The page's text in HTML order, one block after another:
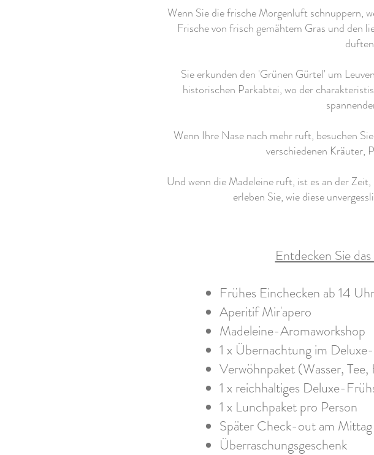
Wenn Sie die frische Morgenluft schnuppern,
Frische von frisch gemähtem Gras und den
Sie erkunden den 'Grünen Gürtel' um
historischen Parkabtei, wo der
Wenn Ihre Nase nach mehr ruft, besuchen
verschiedenen Kräuter,
Und wenn die Madeleine ruft, ist es an der
erleben Sie, wie diese
Entdecken Sie
Frühes Einchecken ab 14
Aperitif Mir'apero
Madeleine-Aromaworkshop
1 x Übernachtung im
Verwöhnpaket (Wasser,
1 x reichhaltiges Deluxe-
1 x Lunchpaket pro Person
Später Check-out am Mittag
Überraschungsgeschenk